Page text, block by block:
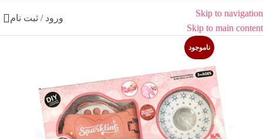
Skip to navigation
Skip to main content
ورود / ثبت نام
ناموجود